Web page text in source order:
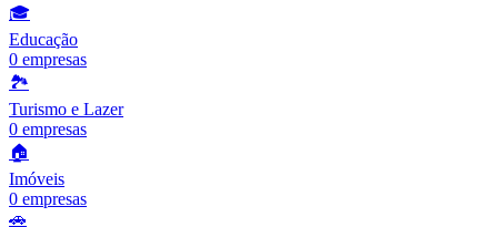
🎓
Educação
0 empresas
🏞️
Turismo e Lazer
0 empresas
🏠
Imóveis
0 empresas
🚗